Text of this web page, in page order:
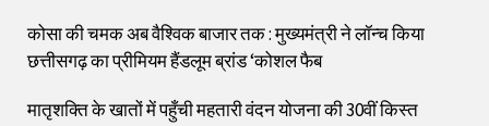
कोसा की चमक अब वैश्विक बाजार तक : मुख्यमंत्री ने लॉन्च किया
छत्तीसगढ़ का प्रीमियम हैंडलूम ब्रांड ‘कोशल फैब
मातृशक्ति के खातों में पहुँची महतारी वंदन योजना की 30वीं किस्त